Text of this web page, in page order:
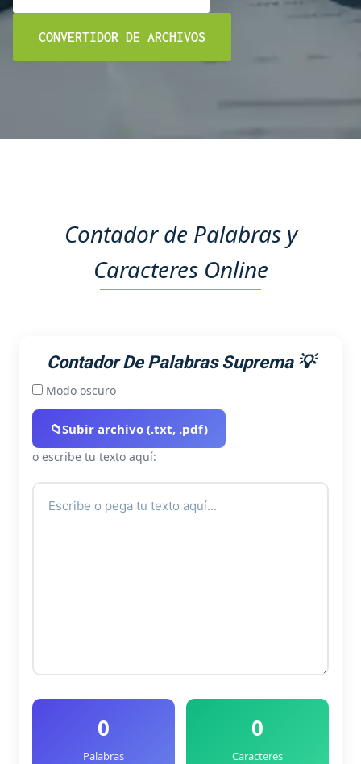
CONVERTIDOR DE ARCHIVOS
Contador de Palabras y
Caracteres Online
Contador De Palabras Suprema 💡
Modo oscuro
📁Subir archivo (.txt, .pdf)
o escribe tu texto aquí:
0
Palabras
0
Caracteres